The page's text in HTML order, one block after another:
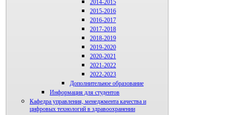
2014-2015
2015-2016
2016-2017
2017-2018
2018-2019
2019-2020
2020-2021
2021-2022
2022-2023
Дополнительное образование
Информация для студентов
Кафедра управления, менеджмента качества и
цифровых технологий в здравоохранении